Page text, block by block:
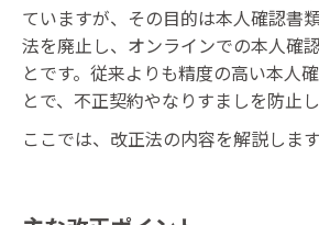
ていますが、その目的は本人確認書
法を廃止し、オンラインでの本人確
と です。従来よりも精度の高い本人
とで、不正契約やなりすましを防止し
ここでは、改正法の内容を解説します